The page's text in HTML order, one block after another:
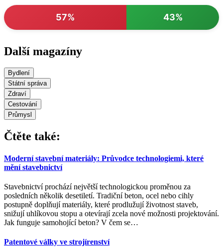
57% 43%
Další magazíny
Bydlení
Státní správa
Zdraví
Cestování
Průmysl
Čtěte také:
Moderní stavební materiály: Průvodce technologiemi, které
mění stavebnictví
Stavebnictví prochází největší technologickou proměnou za
posledních několik desetiletí. Tradiční beton, ocel nebo cihly
postupně doplňují materiály, které prodlužují životnost staveb,
snižují uhlíkovou stopu a otevírají zcela nové možnosti projektování.
Jak funguje samohojící beton? V čem se…
Patentové války ve strojírenství